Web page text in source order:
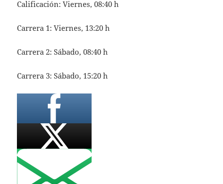
Calificación: Viernes, 08:40 h
Carrera 1: Viernes, 13:20 h
Carrera 2: Sábado, 08:40 h
Carrera 3: Sábado, 15:20 h